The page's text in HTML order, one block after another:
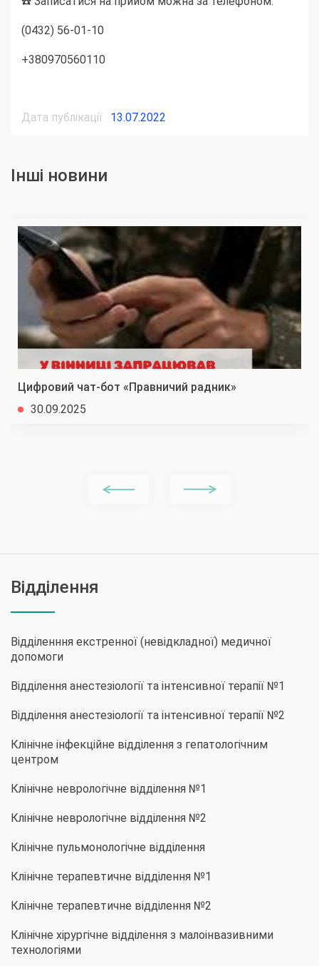
(0432) 56-01-10
+380970560110
Дата публікації 13.07.2022
Інші новини
Цифровий чат-бот «Правничий радник»
30.09.2025
Відділення
Відділенння екстренної (невідкладної) медичної
допомоги
Відділення анестезіології та інтенсивної терапії №1
Відділення анестезіології та інтенсивної терапії №2
Клінічне інфекційне відділення з гепатологічним
центром
Клінічне неврологічне відділення №1
Клінічне неврологічне відділення №2
Клінічне пульмонологічне відділення
Клінічне терапевтичне відділення №1
Клінічне терапевтичне відділення №2
Клінічне хірургічне відділення з малоінвазивними
технологіями